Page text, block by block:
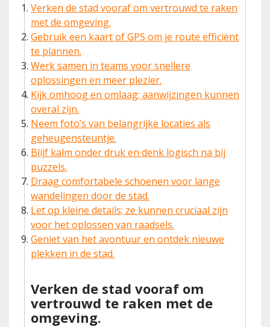
Verken de stad vooraf om vertrouwd te raken
met de omgeving.
Gebruik een kaart of GPS om je route efficiënt
te plannen.
Werk samen in teams voor snellere
oplossingen en meer plezier.
Kijk omhoog en omlaag; aanwijzingen kunnen
overal zijn.
Neem foto’s van belangrijke locaties als
geheugensteuntje.
Blijf kalm onder druk en denk logisch na bij
puzzels.
Draag comfortabele schoenen voor lange
wandelingen door de stad.
Let op kleine details; ze kunnen cruciaal zijn
voor het oplossen van raadsels.
Geniet van het avontuur en ontdek nieuwe
plekken in de stad.
Verken de stad vooraf om
vertrouwd te raken met de
omgeving.